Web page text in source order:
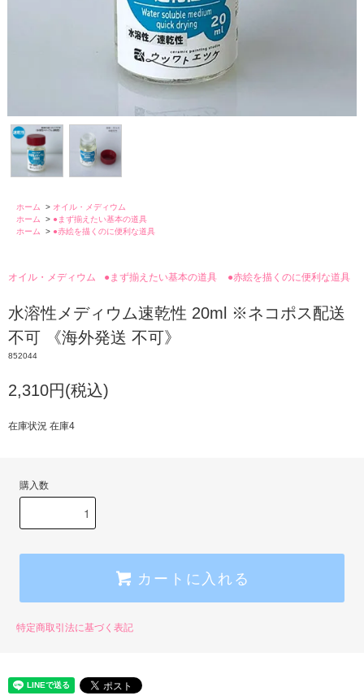
ホーム > オイル・メディウム
ホーム
> ●まず揃えたい基本の道具
ホーム
> ●赤絵を描くのに便利な道具
オイル・メディウム ●まず揃えたい基本の道具 ●赤絵を描くのに便利な道具
水溶性メディウム速乾性 20ml ※ネコポス配送
不可 《海外発送 不可》
852044
2,310円(税込)
在庫状況 在庫4
購入数
カートに入れる
特定商取引法に基づく表記